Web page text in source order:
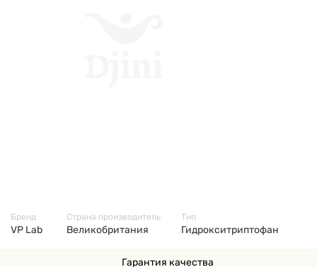
Гарантия качества
Бренд
VP Lab
Страна производитель
Великобритания
Тип
Гидрокситриптофан